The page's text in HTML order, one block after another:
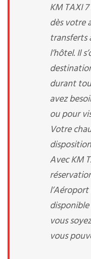
KM TAXI
dès votre
transferts
l’hôtel. Il
durant
avez
ou pour
Votre
Avec KM
vous
vous